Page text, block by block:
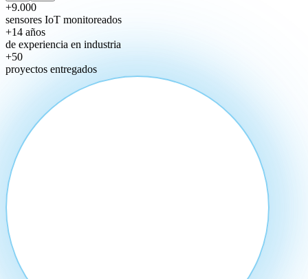
+9.000
sensores IoT monitoreados
+14 años
de experiencia en industria
+50
proyectos entregados